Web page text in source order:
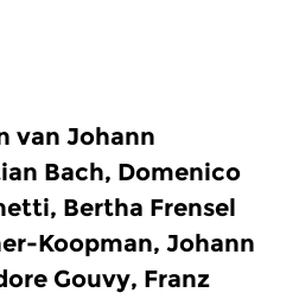
van Johann
Bach, Domenico
Bertha Frensel
Koopman, Johann
Gouvy, Franz